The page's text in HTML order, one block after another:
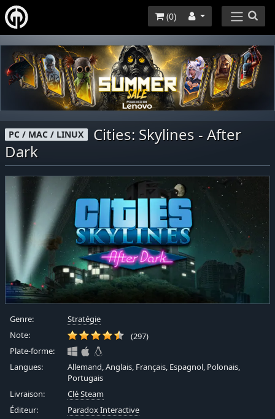
(0)
PC / MAC / LINUX
Cities: Skylines - After
Dark
Genre:
Stratégie
Note:
(297)
Plate-forme:
Langues:
Allemand, Anglais, Français, Espagnol, Polonais,
Portugais
Livraison:
Clé Steam
Éditeur:
Paradox Interactive